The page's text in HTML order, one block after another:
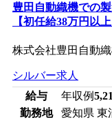
豊田自動織機での
【初任給38万円以上
株式会社豊田自動
シルバー求人
給与
年収例
勤務地
愛知県 東